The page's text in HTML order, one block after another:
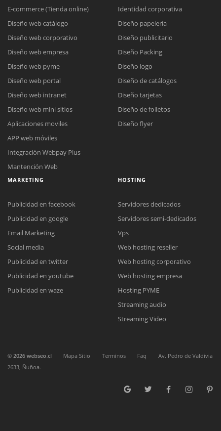
Reunión online
Nuestros ejecutivos le enviarán un correo electrónico con el enlace a
Meet para la reunión online.
Complete el formulario y nos contactaremos a la brevedad.
Chat Online
Todos nuestros ejecutivos están fuera de línea. Complete el
formulario para enviarnos un correo electrónico con sus datos
personales.
E-commerce (Tienda online)
Diseño web catálogo
Diseño web corporativo
Diseño web empresa
Diseño web pyme
Diseño web portal
Diseño web intranet
Diseño web mini sitios
Aplicaciones moviles
APP web móviles
Integración Webpay Plus
Mantención Web
Identidad corporativa
Diseño papelería
Diseño publicitario
Diseño Packing
Diseño logo
Diseño de catálogos
Diseño tarjetas
Diseño de folletos
Diseño flyer
MARKETING
Publicidad en facebook
Publicidad en google
Email Marketing
Social media
Publicidad en twitter
Publicidad en youtube
Publicidad en waze
HOSTING
Servidores dedicados
Servidores semi-dedicados
Vps
Web hosting reseller
Web hosting corporativo
Web hosting empresa
Hosting PYME
Streaming audio
Streaming Video
© 2026 webseo.cl Mapa Sitio Terminos Faq
Av. Pedro de Valdivia
2633, Ñuñoa.